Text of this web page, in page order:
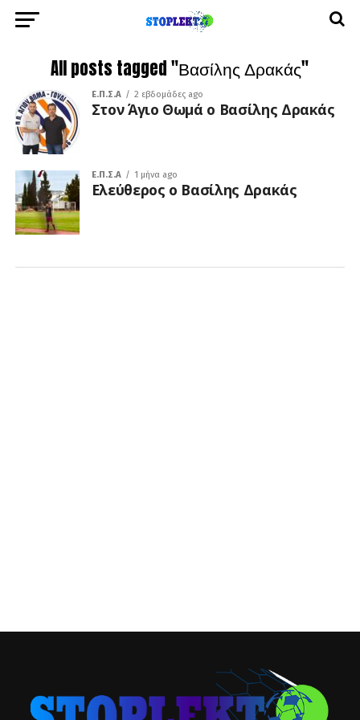
All posts tagged "Βασίλης Δρακάς"
Ε.Π.Σ.Α 2 εβδομάδες ago
Στον Άγιο Θωμά ο Βασίλης Δρακάς
Ε.Π.Σ.Α 1 μήνα ago
Ελεύθερος ο Βασίλης Δρακάς